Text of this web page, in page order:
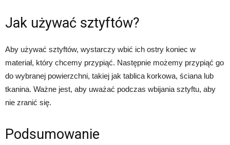
Jak używać sztyftów?
Aby używać sztyftów, wystarczy wbić ich ostry koniec w
materiał, który chcemy przypiąć. Następnie możemy przypiąć go
do wybranej powierzchni, takiej jak tablica korkowa, ściana lub
tkanina. Ważne jest, aby uważać podczas wbijania sztyftu, aby
nie zranić się.
Podsumowanie